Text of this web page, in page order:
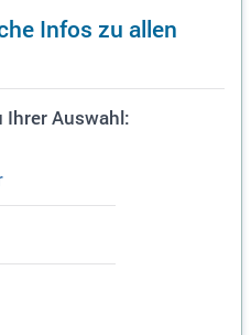
Infos zu allen
Ihrer Auswahl: